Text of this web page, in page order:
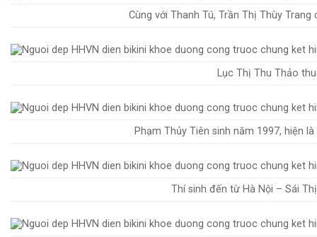
Cùng với Thanh Tú, Trần Thị Thùy
Lục Thị Thu Thảo
Phạm Thủy Tiên sinh năm 1997, hiện
Thí sinh đến từ Hà Nội – Sái